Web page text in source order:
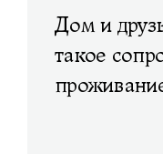
Дом и
такое